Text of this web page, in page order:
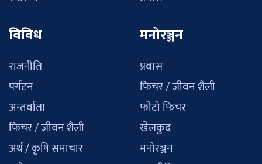
विविध
राजनीति
पर्यटन
अन्तर्वाता
फिचर / जीवन शैली
अर्थ / कृषि समाचार
मनोरञ्जन
प्रवास
फिचर / जीवन शैली
फोटो फिचर
खेलकुद
मनोरञ्जन